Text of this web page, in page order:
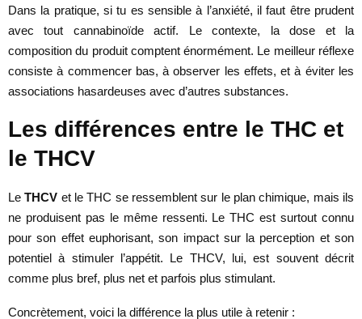
Dans la pratique, si tu es sensible à l’anxiété, il faut être prudent
avec tout cannabinoïde actif. Le contexte, la dose et la
composition du produit comptent énormément. Le meilleur réflexe
consiste à commencer bas, à observer les effets, et à éviter les
associations hasardeuses avec d’autres substances.
Les différences entre le THC et
le THCV
LeTHCV et le THC se ressemblent sur le plan chimique, mais ils
ne produisent pas le même ressenti. Le THC est surtout connu
pour son effet euphorisant, son impact sur la perception et son
potentiel à stimuler l’appétit. Le THCV, lui, est souvent décrit
comme plus bref, plus net et parfois plus stimulant.
Concrètement, voici la différence la plus utile à retenir :